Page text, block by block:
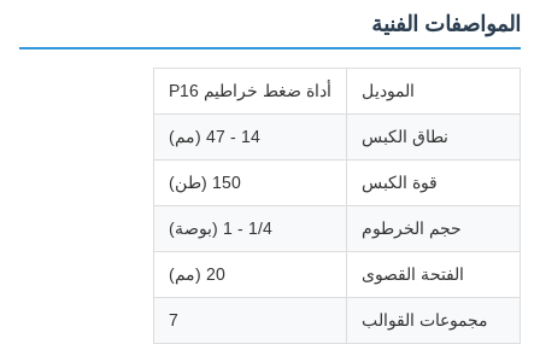
المواصفات الفنية
الموديل أداة ضغط خراطيم P16
نطاق الكبس 14 - 47 (مم)
قوة الكبس 150 (طن)
حجم الخرطوم 1/4 - 1 (بوصة)
الفتحة القصوى 20 (مم)
مجموعات القوالب 7